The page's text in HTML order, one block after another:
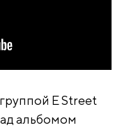
E Street
альбомом